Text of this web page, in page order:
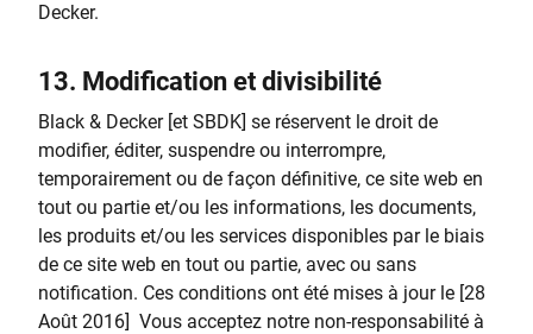
Decker.
13. Modification et divisibilité
Black & Decker [et SBDK] se réservent le droit de
modifier, éditer, suspendre ou interrompre,
temporairement ou de façon définitive, ce site web en
tout ou partie et/ou les informations, les documents,
les produits et/ou les services disponibles par le biais
de ce site web en tout ou partie, avec ou sans
notification. Ces conditions ont été mises à jour le [28
Août 2016] Vous acceptez notre non-responsabilité à